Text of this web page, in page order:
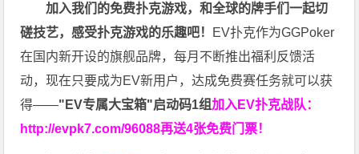
加入我们的免费扑克游戏，和全球的牌手们一起切
磋技艺，感受扑克游戏的乐趣吧！ EV扑克作为GGPoker
在国内新开设的旗舰品牌，每月不断推出福利反馈活
动，现在只要成为EV新用户，达成免费赛任务就可以获
得——"EV专属大宝箱"启动码1组加入EV扑克战队：
http://evpk7.com/96088再送4张免费门票！